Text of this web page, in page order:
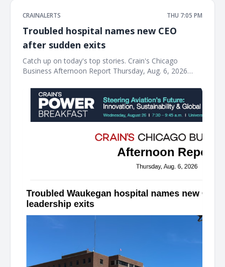
CRAINALERTS THU 7:05 PM
Troubled hospital names new CEO
after sudden exits
Catch up on today's top stories. Crain's Chicago
Business Afternoon Report Thursday, Aug. 6, 2026
sudden leadership exits Financially troubled